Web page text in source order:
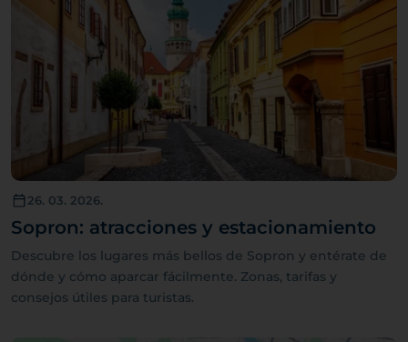
26. 03. 2026.
Sopron: atracciones y estacionamiento
Descubre los lugares más bellos de Sopron y entérate de
dónde y cómo aparcar fácilmente. Zonas, tarifas y
consejos útiles para turistas.